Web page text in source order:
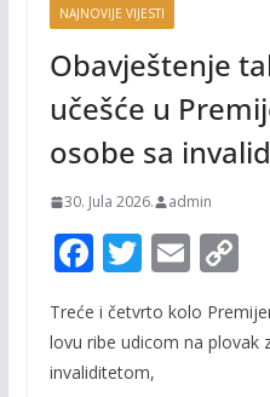
NAJNOVIJE VIJESTI
Obavještenje
učešće u
osobe sa
30. Jula 2026. admin
F
ac
e
b
T
w
itt
er
E
m
ai
C
p
Treće i četvrto kolo
lovu ribe udicom na plovak
invaliditetom,